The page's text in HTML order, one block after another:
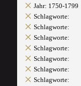
Jahr: 1750-1799
Schlagworte:
Schlagworte:
Schlagworte:
Schlagworte:
Schlagworte:
Schlagworte:
Schlagworte: